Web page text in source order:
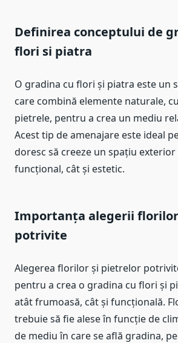
Definirea conceptului de
flori si piatra
O gradina cu flori și piatra este un
care combină elemente naturale,
pietrele, pentru a crea un mediu
Acest tip de amenajare este ideal
doresc să creeze un spațiu
funcțional, cât și estetic.
Importanța alegerii
potrivite
Alegerea florilor și pietrelor
pentru a crea o gradina cu flori și
atât frumoasă, cât și funcțională.
trebuie să fie alese în funcție de
de mediu în care se află gradina,